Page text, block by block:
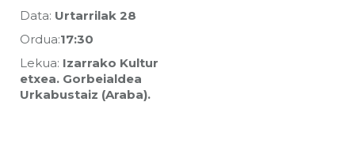
Data: Urtarrilak 28
Ordua:17:30
Lekua: Izarrako Kultur
etxea. Gorbeialdea
Urkabustaiz (Araba).